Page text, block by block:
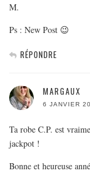
M.
Ps : New Post 😉
RÉPONDRE
MARGAUX
6 JANVIER
Ta robe C.P. est
jackpot !
Bonne et heureuse